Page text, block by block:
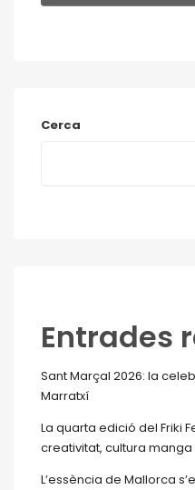
Cerca
Entrades
Sant Marçal 2026: la
Marratxí
La quarta edició del Friki
creativitat, cultura
L’essència de Mallorca